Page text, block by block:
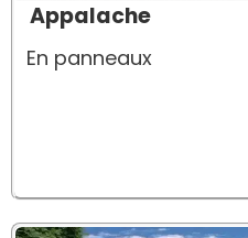
Appalache
En panneaux